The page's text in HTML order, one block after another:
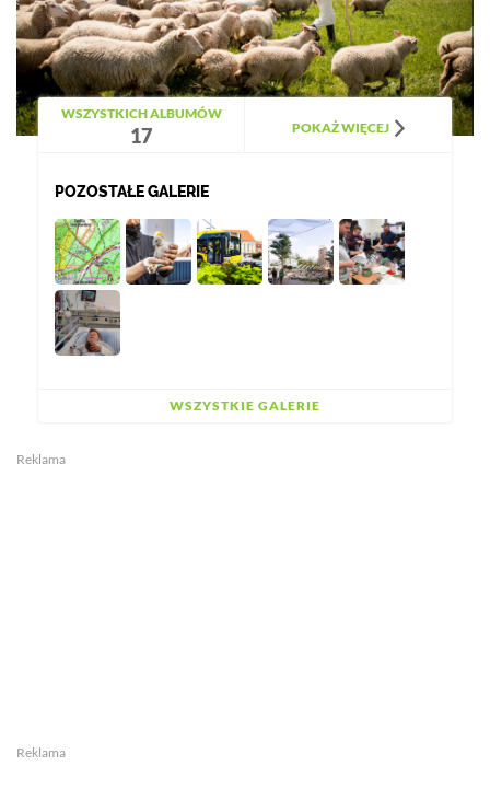
WSZYSTKICH ALBUMÓW
17 POKAŻ WIĘCEJ
POZOSTAŁE GALERIE
WSZYSTKIE GALERIE
Reklama
Reklama